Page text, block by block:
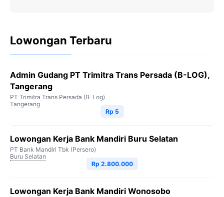
Lowongan Terbaru
Admin Gudang PT Trimitra Trans Persada (B-LOG),
Tangerang
PT Trimitra Trans Persada (B-Log)
Tangerang
Rp 5
Lowongan Kerja Bank Mandiri Buru Selatan
PT Bank Mandiri Tbk (Persero)
Buru Selatan
Rp 2.800.000
Lowongan Kerja Bank Mandiri Wonosobo